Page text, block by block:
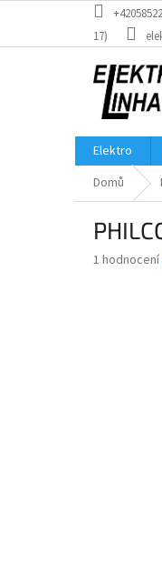
obsah
17)
Elektro
Domů
Průměrné
1 hodnocení